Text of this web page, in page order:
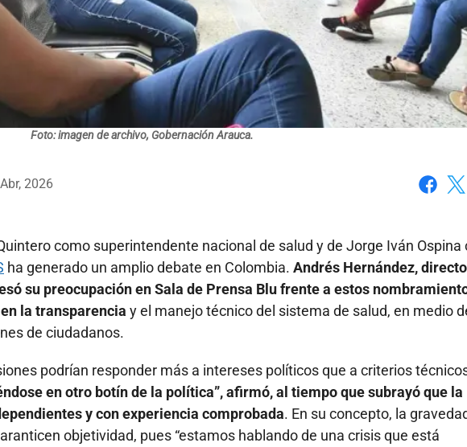
Foto: imagen de archivo, Gobernación Arauca.
2026
como superintendente nacional de salud y de Jorge Iván Ospina
ha generado un amplio debate en Colombia. Andrés Hernández,
su preocupación en Sala de Prensa Blu frente a estos
la transparencia y el manejo técnico del sistema de salud, en medio
de ciudadanos.
podrían responder más a intereses políticos que a criterios
en otro botín de la política”, afirmó, al tiempo que subrayó que la
y con experiencia comprobada. En su concepto, la
objetividad, pues “estamos hablando de una crisis que está